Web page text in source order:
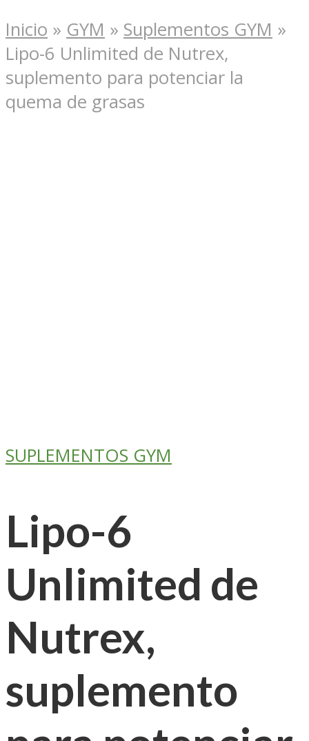
Inicio » GYM » Suplementos GYM »
Lipo-6 Unlimited de Nutrex,
suplemento para potenciar la
quema de grasas
SUPLEMENTOS GYM
Lipo-6
Unlimited de
Nutrex,
suplemento